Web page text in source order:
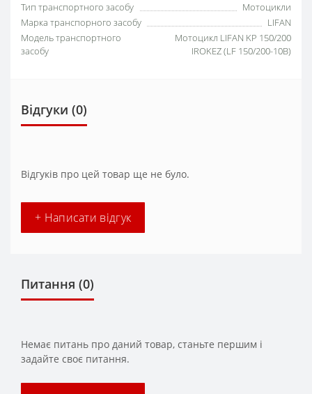
Тип транспортного засобу
Мотоцикли
Марка транспорного засобу
LIFAN
Модель транспортного
засобу
Мотоцикл LIFAN KP 150/200
IROKEZ (LF 150/200-10B)
Відгуки (0)
Відгуків про цей товар ще не було.
+ Написати відгук
Питання (0)
Немає питань про даний товар, станьте першим і
задайте своє питання.